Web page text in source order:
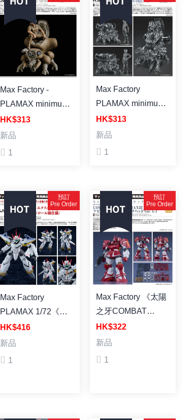
Max Factory -
PLAMAX minimum
factory MF-95《攻
殼機動隊》巴特
HK$313
新品
1
Max Factory
PLAMAX minimum
factory MF-96《攻
殼機動隊》草薙素子
HK$313
新品
1
預訂
Pre Order
Max Factory
PLAMAX 1/72《超
時空要塞 Dynamite
7》VF-19P 王者之
劍（佐拉星巡邏隊規
HK$416
新品
1
預訂
Pre Order
Max Factory 《太陽
之牙COMBAT
ARMORS》 MAX32
1/72Abitate T10B
Blockhead Ver. GT
HK$322
新品
1